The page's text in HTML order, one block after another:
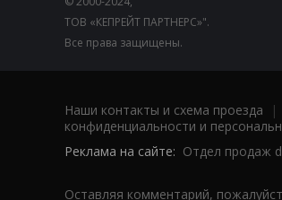
ТОВ «КЕПРЕЙТ ПАРТНЕРС»".
Все права защищены.
Наши контакты и схема проезда |
конфиденциальности и
Реклама на сайте: Отдел продаж
Оставляя комментарий,